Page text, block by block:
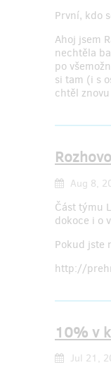
První, kdo
Ahoj jsem
nechtěla
po
si tam (i s
chtěl
Aug 8,
Část týmu
dokoce i o
Pokud jste
http://
10% v
Jul 21,